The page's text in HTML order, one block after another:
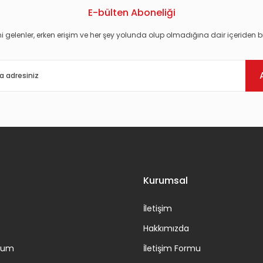
E-bülten Aboneliği
gelenler, erken erişim ve her şey yolunda olup olmadığına dair içeriden
Kurumsal
İletişim
Hakkımızda
İletişim Formu